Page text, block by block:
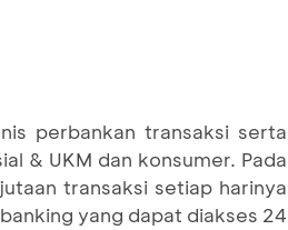
perbankan transaksi serta
& UKM dan konsumer. Pada
transaksi setiap harinya
yang dapat diakses 24